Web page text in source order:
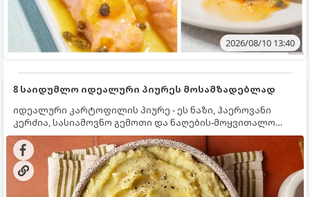
2026/08/10 13:40
8 საიდუმლო იდეალური პიურეს მოსამზადებლად
იდეალური კარტოფილის პიურე - ეს ნაზი, ჰაეროვანი
კერძია, სასიამოვნო გემოთი და ნაღების-მოყვითალო
ფერით. მისი მომზადება ძალიან მარტივია, მაგრამ
არსებობს რამდენიმე საიდუმლო, რომლებიც უნდა
იცოდეთ, რომ პიურე იდეალურად გემრიელი გამოვიდეს.